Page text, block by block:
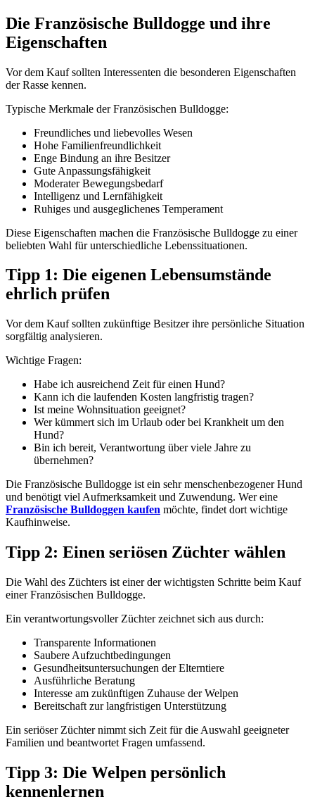
Die Französische Bulldogge und ihre
Eigenschaften
Vor dem Kauf sollten Interessenten die besonderen Eigenschaften
der Rasse kennen.
Typische Merkmale der Französischen Bulldogge:
Freundliches und liebevolles Wesen
Hohe Familienfreundlichkeit
Enge Bindung an ihre Besitzer
Gute Anpassungsfähigkeit
Moderater Bewegungsbedarf
Intelligenz und Lernfähigkeit
Ruhiges und ausgeglichenes Temperament
Diese Eigenschaften machen die Französische Bulldogge zu einer
beliebten Wahl für unterschiedliche Lebenssituationen.
Tipp 1: Die eigenen Lebensumstände
ehrlich prüfen
Vor dem Kauf sollten zukünftige Besitzer ihre persönliche Situation
sorgfältig analysieren.
Wichtige Fragen:
Habe ich ausreichend Zeit für einen Hund?
Kann ich die laufenden Kosten langfristig tragen?
Ist meine Wohnsituation geeignet?
Wer kümmert sich im Urlaub oder bei Krankheit um den
Hund?
Bin ich bereit, Verantwortung über viele Jahre zu
übernehmen?
Die Französische Bulldogge ist ein sehr menschenbezogener Hund
und benötigt viel Aufmerksamkeit und Zuwendung. Wer eine
Französische Bulldoggen kaufen möchte, findet dort wichtige
Kaufhinweise.
Tipp 2: Einen seriösen Züchter wählen
Die Wahl des Züchters ist einer der wichtigsten Schritte beim Kauf
einer Französischen Bulldogge.
Ein verantwortungsvoller Züchter zeichnet sich aus durch:
Transparente Informationen
Saubere Aufzuchtbedingungen
Gesundheitsuntersuchungen der Elterntiere
Ausführliche Beratung
Interesse am zukünftigen Zuhause der Welpen
Bereitschaft zur langfristigen Unterstützung
Ein seriöser Züchter nimmt sich Zeit für die Auswahl geeigneter
Familien und beantwortet Fragen umfassend.
Tipp 3: Die Welpen persönlich
kennenlernen